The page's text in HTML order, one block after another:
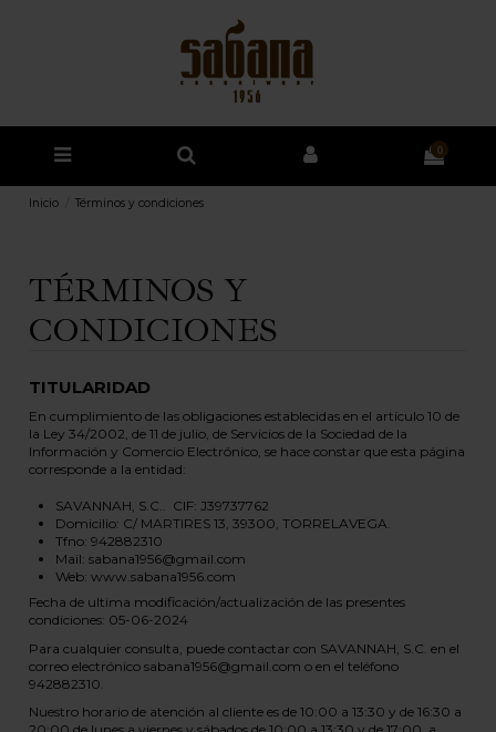
0
Inicio Términos y condiciones
TÉRMINOS Y
CONDICIONES
TITULARIDAD
En cumplimiento de las obligaciones establecidas en el artículo 10 de
la Ley 34/2002, de 11 de julio, de Servicios de la Sociedad de la
Información y Comercio Electrónico, se hace constar que esta página
corresponde a la entidad:
SAVANNAH, S.C.. CIF: J39737762
Domicilio: C/ MARTIRES 13, 39300, TORRELAVEGA.
Tfno: 942882310
Mail: sabana1956@gmail.com
Web: www.sabana1956.com
Fecha de ultima modificación/actualización de las presentes
condiciones: 05-06-2024
Para cualquier consulta, puede contactar con SAVANNAH, S.C. en el
correo electrónico sabana1956@gmail.com o en el teléfono
942882310.
Nuestro horario de atención al cliente es de 10:00 a 13:30 y de 16:30 a